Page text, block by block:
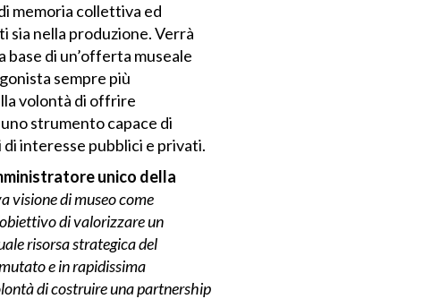
memoria collettiva ed
nella produzione. Verrà
di un’offerta museale
sempre più
volontà di offrire
strumento capace di
interesse pubblici e privati.
unico della
visione di museo come
di valorizzare un
risorsa strategica del
e in rapidissima
di costruire una partnership